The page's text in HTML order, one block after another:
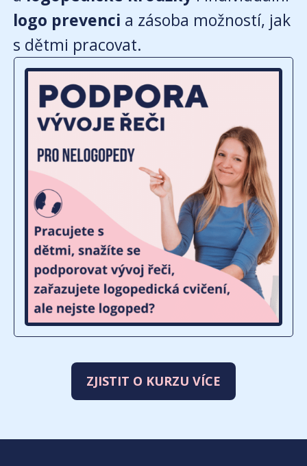
logo prevenci a zásoba možností, jak
s dětmi pracovat.
ZJISTIT O KURZU VÍCE